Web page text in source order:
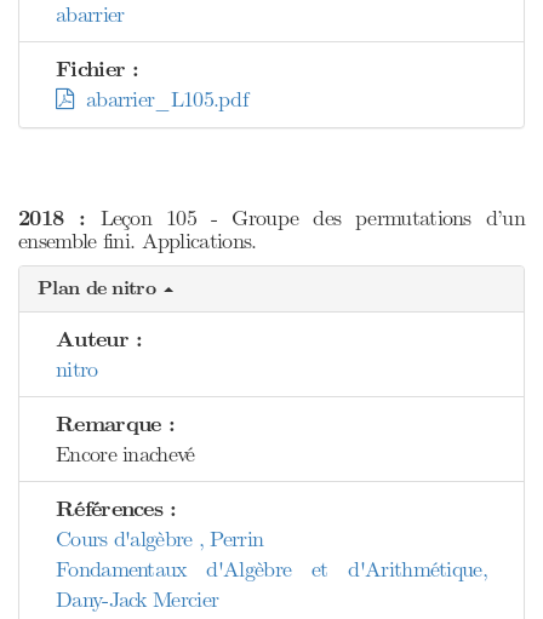
abarrier
Fichier :
abarrier_L105.pdf
2018 : Leçon 105 - Groupe des permutations d’un
ensemble fini. Applications.
Plan de nitro
Auteur :
nitro
Remarque :
Encore inachevé
Références :
Cours d'algèbre , Perrin
Fondamentaux d'Algèbre et d'Arithmétique,
Dany-Jack Mercier